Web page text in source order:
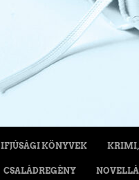
IFJÚSÁGI KÖNYVEK KRIMI,
CSALÁDREGÉNY